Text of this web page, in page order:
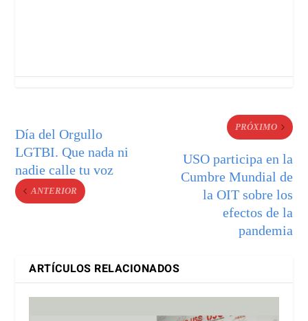
Día del Orgullo
LGTBI. Que nada ni
nadie calle tu voz
ANTERIOR
PRÓXIMO
USO participa en la
Cumbre Mundial de
la OIT sobre los
efectos de la
pandemia
ARTÍCULOS RELACIONADOS